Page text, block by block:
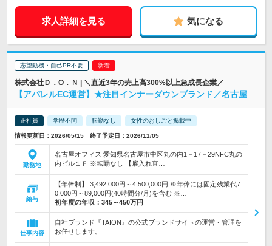
求人詳細を見る 気になる
志望動機・自己PR不要
株式会社Ｄ．О．Ｎ | ＼直近3年の売上高300%以上急成長企業／
【アパレルEC運営】★注目インナーダウンブランド／名古屋
正社員 学歴不問 転勤なし 女性のおしごと掲載中
情報更新日：2026/05/15 終了予定日：2026/11/05
勤務地
名古屋オフィス 愛知県名古屋市中区丸の内1－17－29NFC丸の
内ビル１Ｆ ※転勤なし 【雇入れ直…
給与
【年俸制】 3,492,000円～4,500,000円 ※年俸には固定残業代7
0,000円～89,000円(40時間分/月)を含む ※…
初年度の年収： 345～450万円
仕事内容
自社ブランド『TAION』の公式ブランドサイトの運営・管理を
お任せします。